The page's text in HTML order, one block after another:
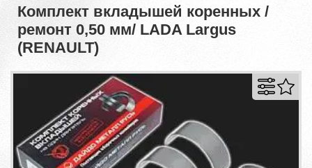
Комплект вкладышей коренных /
ремонт 0,50 мм/ LADA Largus
(RENAULT)